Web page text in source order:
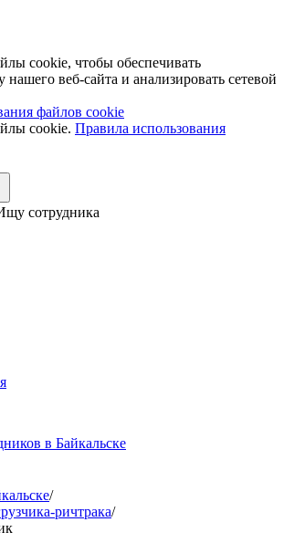
cookie, чтобы обеспечивать
веб-сайта и анализировать сетевой
файлов cookie
cookie. Правила использования
сотрудника
в Байкальске
/
ричтрака/